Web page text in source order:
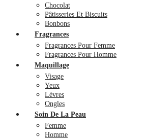
Chocolat
Pâtisseries Et Biscuits
Bonbons
Fragrances
Fragrances Pour Femme
Fragrances Pour Homme
Maquillage
Visage
Yeux
Lèvres
Ongles
Soin De La Peau
Femme
Homme